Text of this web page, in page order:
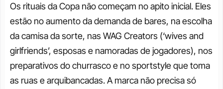
Os rituais da Copa não começam no apito inicial. Eles
estão no aumento da demanda de bares, na escolha
da camisa da sorte, nas WAG Creators (‘wives and
girlfriends’, esposas e namoradas de jogadores), nos
preparativos do churrasco e no sportstyle que toma
as ruas e arquibancadas. A marca não precisa só